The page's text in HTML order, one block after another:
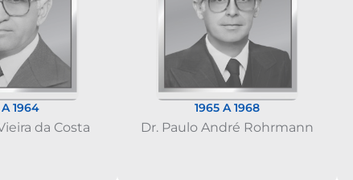
A 1964
da Costa
1965 A 1968
Dr. Paulo André Rohrmann